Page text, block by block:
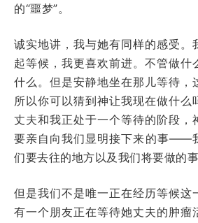
的“噩梦”。
诚实地讲，我与她有同样的感受。
起等候，我更喜欢前进。不管做什
什么。但是安静地坐在那儿等待，
所以你可以猜到神让我现在做什么
丈夫和我正处于一个等待的阶段，
要亲自向我们显明接下来的事——
们要去往的地方以及我们将要做的事
但是我们不是唯一正在经历等候这
有一个朋友正在等待她丈夫的肿瘤